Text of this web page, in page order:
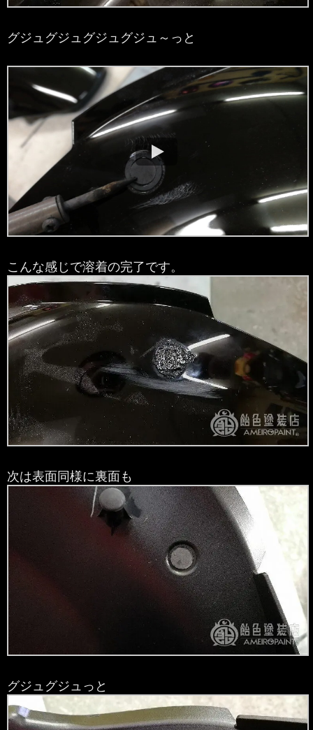
グジュグジュグジュグジュ～っと
こんな感じで溶着の完了です。
次は表面同様に裏面も
グジュグジュっと